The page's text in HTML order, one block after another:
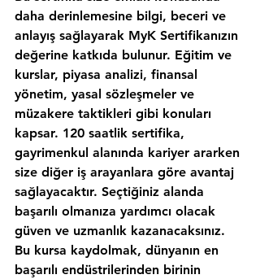
daha derinlemesine bilgi, beceri ve
anlayış sağlayarak MyK Sertifikanızın
değerine katkıda bulunur. Eğitim ve
kurslar, piyasa analizi, finansal
yönetim, yasal sözleşmeler ve
müzakere taktikleri gibi konuları
kapsar. 120 saatlik sertifika,
gayrimenkul alanında kariyer ararken
size diğer iş arayanlara göre avantaj
sağlayacaktır. Seçtiğiniz alanda
başarılı olmanıza yardımcı olacak
güven ve uzmanlık kazanacaksınız.
Bu kursa kaydolmak, dünyanın en
başarılı endüstrilerinden birinin